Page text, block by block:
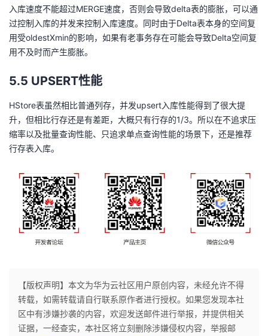
入库速度不能超过MERGE速度，否则会导致delta表的膨胀，可以通
过控制入库的并发来控制入库速度。同时由于Delta表本身的空间复
用受oldestXmin的影响，如果有老事务存在可能会导致Delta空间复
用不及时而产生膨胀。
5.5 UPSERT性能
HStore表虽然相比普通列存，并发upsert入库性能得到了很大提
升，但相比行存还是有差距，大概只有行存的1/3。所以在不追求压
缩率以及批量查询性能、只追求单点查询性能的场景下，还是推荐
行存表入库。
【版权声明】本文为华为云社区用户原创内容，未经允许不得
转载，如需转载请自行联系原作者进行授权。如果您发现本社
区中有涉嫌抄袭的内容，欢迎发送邮件进行举报，并提供相关
证据，一经查实，本社区将立刻删除涉嫌侵权内容，举报邮